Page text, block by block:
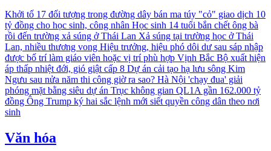
Khởi tố 17 đối tượng trong đường dây bán ma túy "cỏ" giao dịch 10
tỷ đồng cho học sinh, công nhân Học sinh 14 tuổi bắn chết ông bà
rồi đến trường xả súng ở Thái Lan Xả súng tại trường học ở Thái
Lan, nhiều thương vong Hiệu trưởng, hiệu phó dôi dư sau sáp nhập
được bố trí làm giáo viên hoặc vị trí phù hợp Vịnh Bắc Bộ xuất hiện
áp thấp nhiệt đới, gió giật cấp 8 Dự án cải tạo hạ lưu sông Kim
Ngưu sau nửa năm thi công giờ ra sao? Hà Nội 'chạy đua' giải
phóng mặt bằng siêu dự án Trục không gian QL1A gần 162.000 tỷ
đồng Ông Trump ký hai sắc lệnh mới siết quyền công dân theo nơi
sinh
Văn hóa